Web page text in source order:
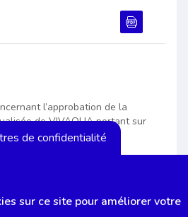
l’approbation de la
de VIVAQUA portant sur
de confidentialité
sur ce site pour améliorer votre